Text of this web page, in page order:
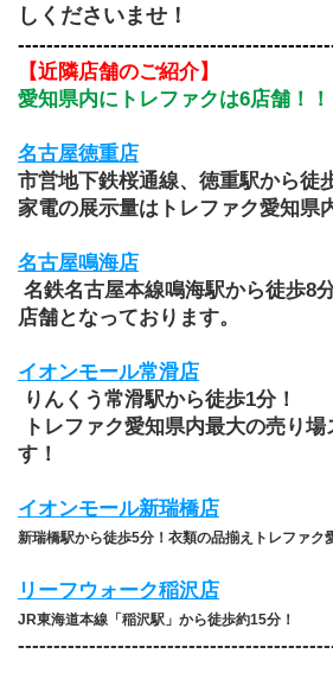
しくださいませ！
【近隣店舗のご紹介】
愛知県内にトレファクは6店舗！！
名古屋徳重店
市営地下鉄桜通線、徳重駅から徒
家電の展示量はトレファク愛知県
名古屋鳴海店
店舗となっております。
イオンモール常滑店
りんくう常滑駅から徒歩1分！
す！
イオンモール新瑞橋店
新瑞橋駅から徒歩5分！衣類の品揃えトレファク
リーフウォーク稲沢店
JR東海道本線「稲沢駅」から徒歩約15分！